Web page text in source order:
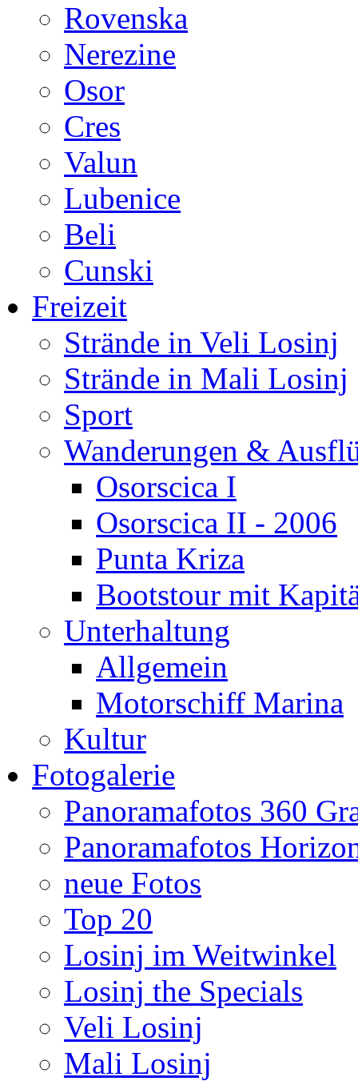
Rovenska
Nerezine
Osor
Cres
Valun
Lubenice
Beli
Cunski
Freizeit
Strände in Veli Losinj
Strände in Mali Losinj
Sport
Wanderungen &
Osorscica I
Osorscica II - 2006
Punta Kriza
Bootstour mit
Unterhaltung
Allgemein
Motorschiff Marina
Kultur
Fotogalerie
Panoramafotos 360
Panoramafotos
neue Fotos
Top 20
Losinj im Weitwinkel
Losinj the Specials
Veli Losinj
Mali Losinj